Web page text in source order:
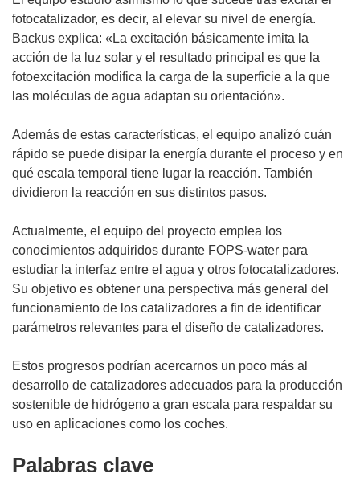
fotocatalizador, es decir, al elevar su nivel de energía.
Backus explica: «La excitación básicamente imita la
acción de la luz solar y el resultado principal es que la
fotoexcitación modifica la carga de la superficie a la que
las moléculas de agua adaptan su orientación».
Además de estas características, el equipo analizó cuán
rápido se puede disipar la energía durante el proceso y en
qué escala temporal tiene lugar la reacción. También
dividieron la reacción en sus distintos pasos.
Actualmente, el equipo del proyecto emplea los
conocimientos adquiridos durante FOPS-water para
estudiar la interfaz entre el agua y otros fotocatalizadores.
Su objetivo es obtener una perspectiva más general del
funcionamiento de los catalizadores a fin de identificar
parámetros relevantes para el diseño de catalizadores.
Estos progresos podrían acercarnos un poco más al
desarrollo de catalizadores adecuados para la producción
sostenible de hidrógeno a gran escala para respaldar su
uso en aplicaciones como los coches.
Palabras clave